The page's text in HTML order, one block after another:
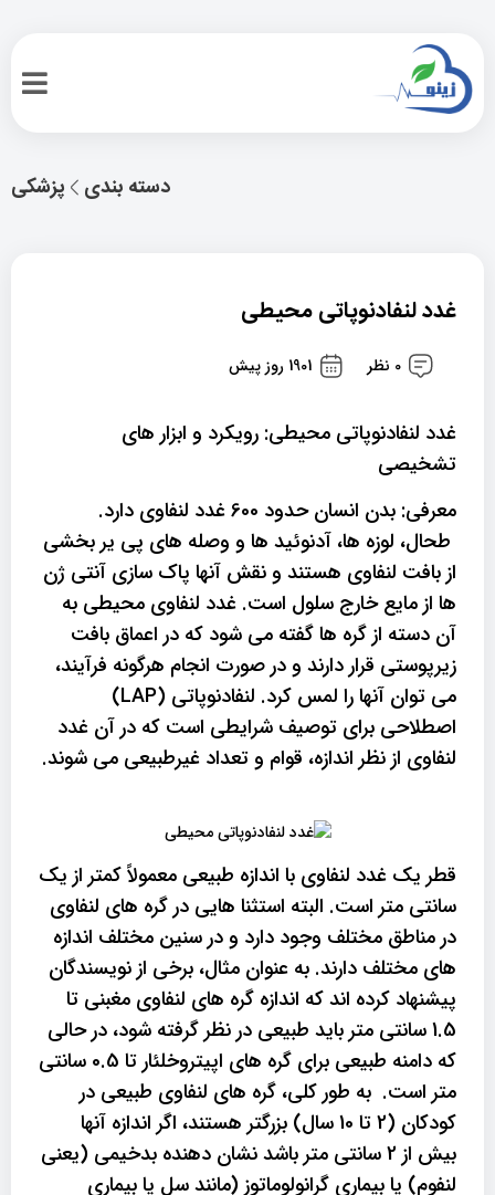
پزشکی دسته بندی
غدد لنفادنوپاتی محیطی
0 نظر 1901 روز پیش
غدد لنفادنوپاتی محیطی: رویکرد و ابزار های
تشخیصی
معرفی: بدن انسان حدود 600 غدد لنفاوی دارد.
طحال، لوزه ها، آدنوئید ها و وصله های پی یر بخشی
از بافت لنفاوی هستند و نقش آنها پاک سازی آنتی ژن
ها از مایع خارج سلول است. غدد لنفاوی محیطی به
آن دسته از گره ها گفته می شود که در اعماق بافت
زیرپوستی قرار دارند و در صورت انجام هرگونه فرآیند،
می توان آنها را لمس کرد. لنفادنوپاتی (LAP)
اصطلاحی برای توصیف شرایطی است که در آن غدد
لنفاوی از نظر اندازه، قوام و تعداد غیرطبیعی می شوند.
قطر یک غدد لنفاوی با اندازه طبیعی معمولاً کمتر از یک
سانتی متر است. البته استثنا هایی در گره های لنفاوی
در مناطق مختلف وجود دارد و در سنین مختلف اندازه
های مختلف دارند. به عنوان مثال، برخی از نویسندگان
پیشنهاد کرده اند که اندازه گره های لنفاوی مغبنی تا
1.5 سانتی متر باید طبیعی در نظر گرفته شود، در حالی
که دامنه طبیعی برای گره های اپیتروخلئار تا 0.5 سانتی
متر است. به طور کلی، گره های لنفاوی طبیعی در
کودکان (2 تا 10 سال) بزرگتر هستند، اگر اندازه آنها
بیش از 2 سانتی متر باشد نشان دهنده بدخیمی (یعنی
لنفوم) یا بیماری گرانولوماتوز (مانند سل یا بیماری